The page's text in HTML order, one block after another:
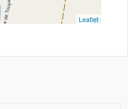
Leaflet